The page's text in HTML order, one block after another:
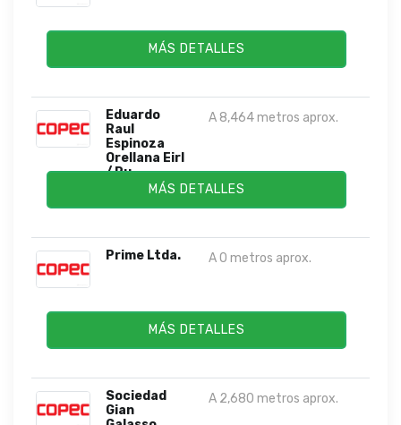
MÁS DETALLES
Eduardo
Raul
Espinoza
Orellana Eirl
/ Ru...
A 8,464 metros aprox.
MÁS DETALLES
Prime Ltda. A 0 metros aprox.
MÁS DETALLES
Sociedad
Gian
A 2,680 metros aprox.